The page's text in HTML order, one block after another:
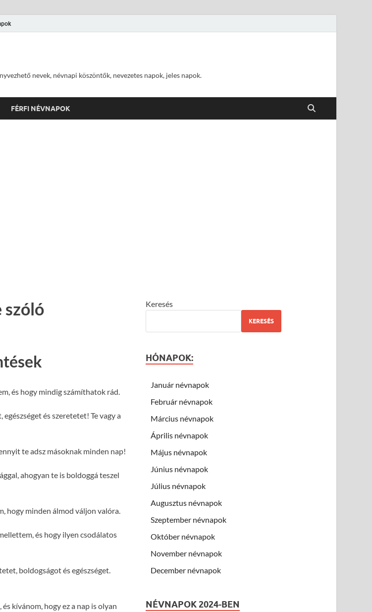
nevek, névnapi köszöntők, nevezetes napok, jeles napok.
FÉRFI NÉVNAPOK
szóló
és hogy mindig számíthatok rád.
és szeretetet! Te vagy a
te adsz másoknak minden nap!
ahogyan te is boldoggá teszel
hogy minden álmod váljon valóra.
és hogy ilyen csodálatos
boldogságot és egészséget.
kívánom, hogy ez a nap is olyan
Keresés
KERESÉS
HÓNAPOK:
Január névnapok
Február névnapok
Március névnapok
Április névnapok
Május névnapok
Június névnapok
Július névnapok
Augusztus névnapok
Szeptember névnapok
Október névnapok
November névnapok
December névnapok
NÉVNAPOK 2024-BEN